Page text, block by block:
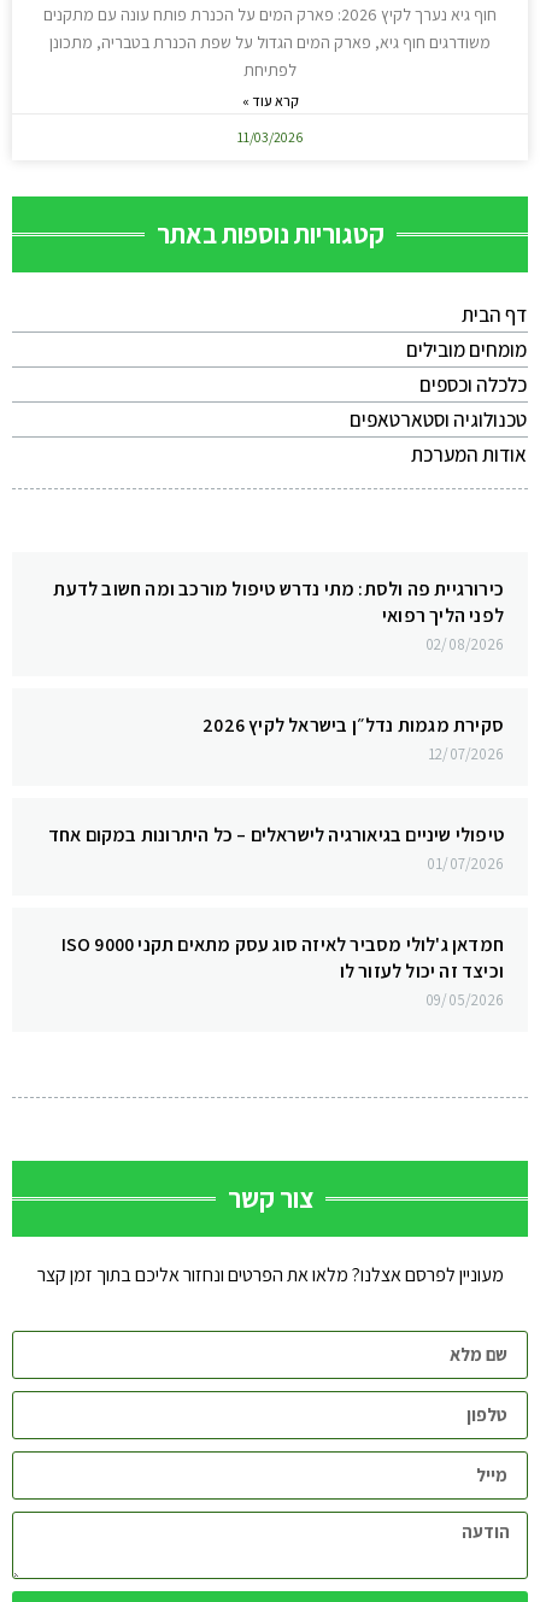
חוף גיא נערך לקיץ 2026: פארק המים על הכנרת פותח עונה עם מתקנים
משודרגים חוף גיא, פארק המים הגדול על שפת הכנרת בטבריה, מתכונן
לפתיחת
קרא עוד »
11/03/2026
קטגוריות נוספות באתר
דף הבית
מומחים מובילים
כלכלה וכספים
טכנולוגיה וסטארטאפים
אודות המערכת
כירורגיית פה ולסת: מתי נדרש טיפול מורכב ומה חשוב לדעת
לפני הליך רפואי
02/08/2026
סקירת מגמות נדל״ן בישראל לקיץ 2026
12/07/2026
טיפולי שיניים בגיאורגיה לישראלים – כל היתרונות במקום אחד
01/07/2026
חמדאן ג'לולי מסביר לאיזה סוג עסק מתאים תקני ISO 9000
וכיצד זה יכול לעזור לו
09/05/2026
צור קשר
מעוניין לפרסם אצלנו? מלאו את הפרטים ונחזור אליכם בתוך זמן קצר